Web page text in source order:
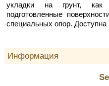
укладки на грунт,
подготовленные
специальных опор. Доступна
Информация